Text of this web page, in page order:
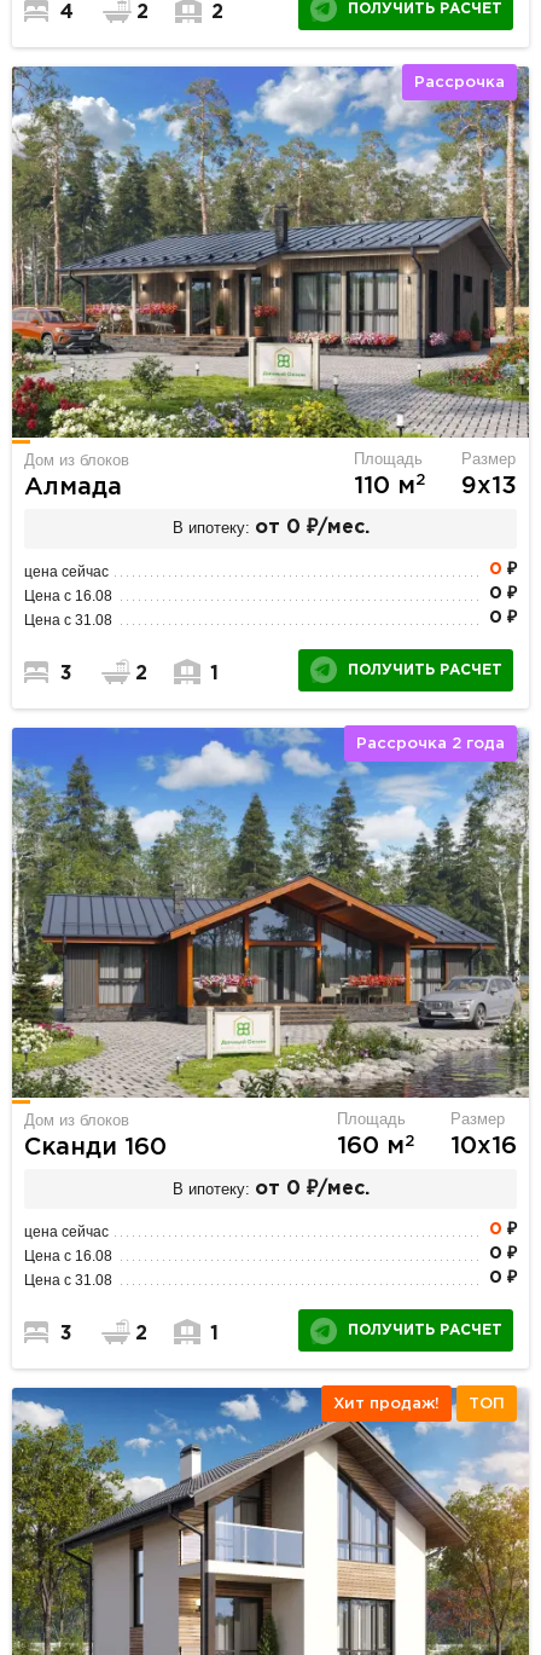
4 2 2 ПОЛУЧИТЬ РАСЧЕТ
Рассрочка
Дом из блоков
Алмада
Площадь
110 м2
Размер
9х13
В ипотеку: от 0 ₽/мес.
цена сейчас 0 ₽
Цена с 16.08 0 ₽
Цена с 31.08 0 ₽
3 2 1 ПОЛУЧИТЬ РАСЧЕТ
Рассрочка 2 года
Дом из блоков
Сканди 160
Площадь
160 м2
Размер
10х16
В ипотеку: от 0 ₽/мес.
цена сейчас 0 ₽
Цена с 16.08 0 ₽
Цена с 31.08 0 ₽
3 2 1 ПОЛУЧИТЬ РАСЧЕТ
Хит продаж! ТОП